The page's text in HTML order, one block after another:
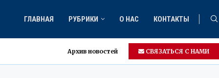
ГЛАВНАЯ РУБРИКИ О НАС КОНТАКТЫ
Архив новостей СВЯЗАТЬСЯ С НАМИ